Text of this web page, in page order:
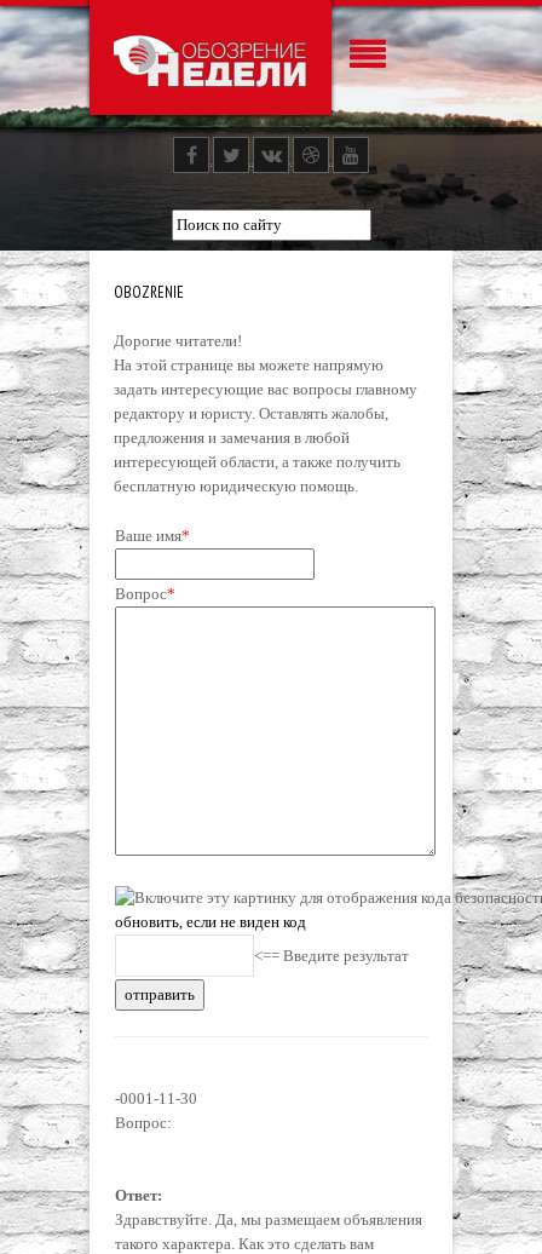
OBOZRENIE
Дорогие читатели!
На этой странице вы можете напрямую
задать интересующие вас вопросы главному
редактору и юристу. Оставлять жалобы,
предложения и замечания в любой
интересующей области, а также получить
бесплатную юридическую помощь.
Ваше имя*
Вопрос*
обновить, если не виден код
<== Введите результат
-0001-11-30
Вопрос:
Ответ:
Здравствуйте. Да, мы размещаем объявления
такого характера. Как это сделать вам